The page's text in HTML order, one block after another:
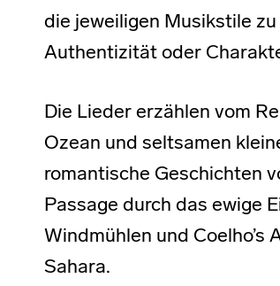
die jeweiligen Musikstile
Authentizität oder
Die Lieder erzählen vom
Ozean und seltsamen
romantische Geschichten
Passage durch das ewige
Windmühlen und
Sahara.